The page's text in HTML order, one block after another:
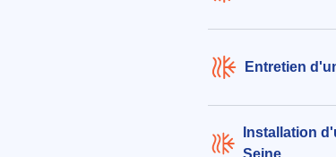
Entretien
Installation